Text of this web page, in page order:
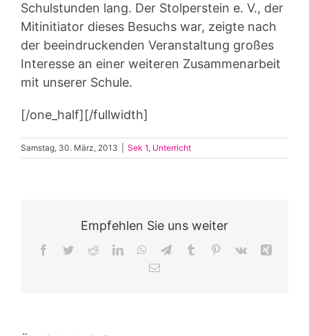
Schulstunden lang. Der Stolperstein e. V., der
Mitinitiator dieses Besuchs war, zeigte nach
der beeindruckenden Veranstaltung großes
Interesse an einer weiteren Zusammenarbeit
mit unserer Schule.
[/one_half][/fullwidth]
Samstag, 30. März, 2013 Sek 1, Unterricht
Empfehlen Sie uns weiter
Facebook
TwitterRedditLinkedInWhatsApp
TelegramTumblr Pinterest
Vk
E-